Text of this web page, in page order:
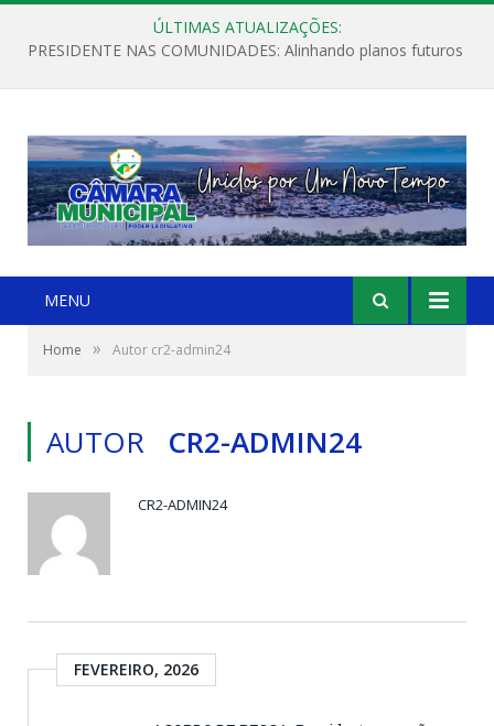
ÚLTIMAS ATUALIZAÇÕES:
PRESIDENTE NAS COMUNIDADES: Alinhando planos futuros
MENU
Home » Autor cr2-admin24
AUTOR CR2-ADMIN24
CR2-ADMIN24
FEVEREIRO, 2026